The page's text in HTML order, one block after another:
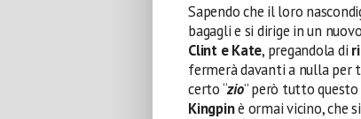
Sapendo che il loro
bagagli e si dirige in un
Clint e Kate, pregandola di
fermerà davanti a nulla per
certo “zio” però tutto questo
Kingpinè ormai vicino, che